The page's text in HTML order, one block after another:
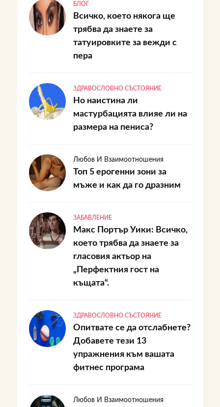
БЛОГ
Всичко, което някога ще
трябва да знаете за
татуировките за вежди с
пера
ЗДРАВОСЛОВНО СЪСТОЯНИЕ
Но наистина ли
мастурбацията влияе ли на
размера на пениса?
Любов И Взаимоотношения
Топ 5 ерогенни зони за
мъже и как да го дразним
ЗАБАВЛЕНИЕ
Макс Портър Уики: Всичко,
което трябва да знаете за
гласовия актьор на
„Перфектния гост на
къщата“.
ЗДРАВОСЛОВНО СЪСТОЯНИЕ
Опитвате се да отслабнете?
Добавете тези 13
упражнения към вашата
фитнес програма
Любов И Взаимоотношения